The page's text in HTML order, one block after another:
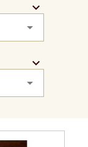





